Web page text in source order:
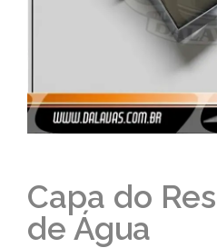
Capa do
de Água